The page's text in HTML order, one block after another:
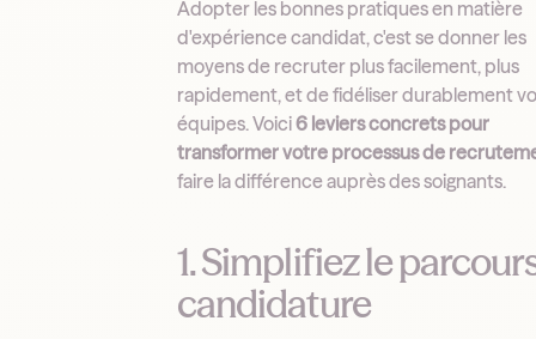
Adopter les bonnes pratiques en matière
d'expérience candidat, c'est se donner les
moyens de recruter plus facilement, plus
rapidement, et de fidéliser durablement
équipes. Voici6 leviers concrets pour
transformer votre processus de
faire la différence auprès des soignants.
1. Simplifiez le
candidature